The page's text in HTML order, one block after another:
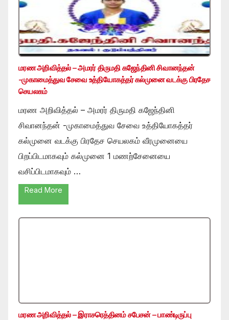
மரண அறிவித்தல் – அமரர் திருமதி கஜேந்தினி சிவானந்தன்
-முகாமைத்துவ சேவை உத்தியோகத்தர் கல்முனை வடக்கு பிரதேச
செயலகம்
மரண அறிவித்தல் – அமரர் திருமதி கஜேந்தினி
சிவானந்தன் -முகாமைத்துவ சேவை உத்தியோகத்தர்
கல்முனை வடக்கு பிரதேச செயலகம் வீரமுனையை
பிறப்பிடமாகவும் கல்முனை 1 மணற்சேனையை
வசிப்பிடமாகவும் …
Read More
மரண அறிவித்தல் – இராசரெத்தினம் சபேசன் – பாண்டிருப்பு